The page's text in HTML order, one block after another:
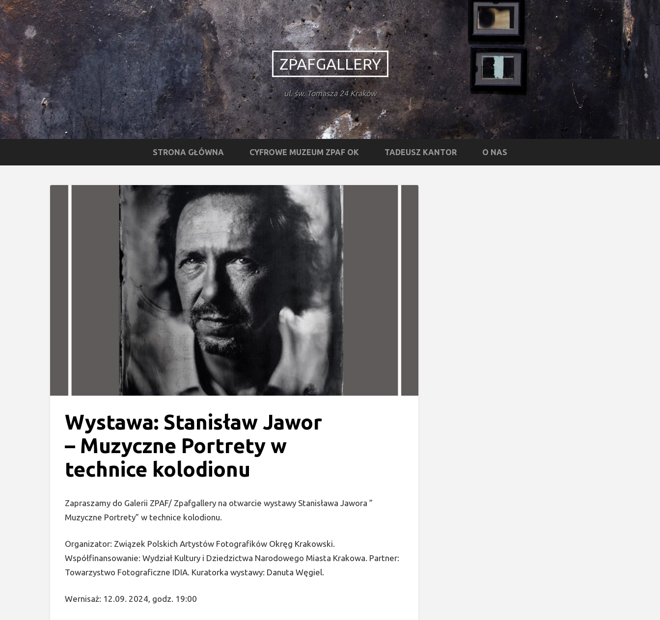
ZPAFGALLERY
ul. św. Tomasza 24 Kraków
STRONA GŁÓWNA CYFROWE MUZEUM ZPAF OK TADEUSZ KANTOR O NAS
Wystawa: Stanisław Jawor
– Muzyczne Portrety w
technice kolodionu
Zapraszamy do Galerii ZPAF/ Zpafgallery na otwarcie wystawy Stanisława Jawora ”
Muzyczne Portrety” w technice kolodionu.
Organizator: Związek Polskich Artystów Fotografików Okręg Krakowski.
Współfinansowanie: Wydział Kultury i Dziedzictwa Narodowego Miasta Krakowa. Partner:
Towarzystwo Fotograficzne IDIA. Kuratorka wystawy: Danuta Węgiel.
Wernisaż: 12.09. 2024, godz. 19:00